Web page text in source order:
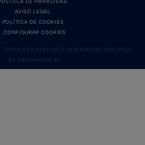
DE PRIVACIDAD
AVISO LEGAL
POLÍTICA DE COOKIES
CONFIGURAR COOKIES
LOS DERECHOS RESERVADOS DESIGNED
BY
PINCHAAQUI.ES